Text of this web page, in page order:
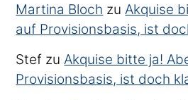
Martina Bloch zu Akquise
auf Provisionsbasis, ist
Stef zu Akquise bitte ja!
Provisionsbasis, ist doch